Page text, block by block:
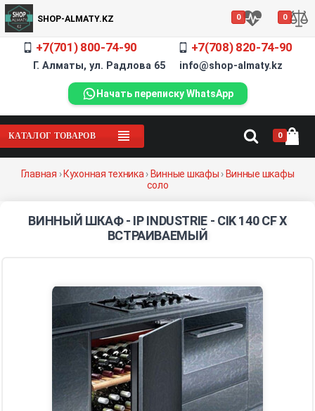
SHOP-ALMATY.KZ 0 0
+7(701) 800-74-90 +7(708) 820-74-90
Г. Алматы, ул. Радлова 65 info@shop-almaty.kz
Начать переписку WhatsApp
КАТАЛОГ ТОВАРОВ 0
Главная ›Кухонная техника ›Винные шкафы ›Винные шкафы
соло
ВИННЫЙ ШКАФ - IP INDUSTRIE - CIK 140 CF X
ВСТРАИВАЕМЫЙ